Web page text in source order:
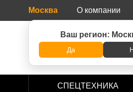
Москва
Ваш регион:
Да
О компании
8
СПЕЦТЕХНИКА